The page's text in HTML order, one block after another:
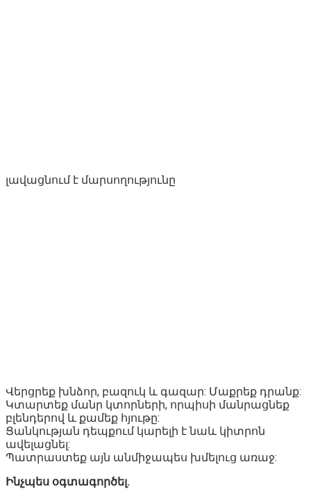
լավացնում է մարսողությունը
Վերցրեք խնձոր, բազուկ և գազար: Մաքրեք դրանք:
Կտարտեք մանր կտորների, որպիսի մանրացնեք
բլենդերով և քամեք հյութը:
Ցանկության դեպքում կարելի է նաև կիտրոն
ավելացնել:
Պատրաստեք այն անմիջապես խմելուց առաջ:
Ինչպես օգտագործել.